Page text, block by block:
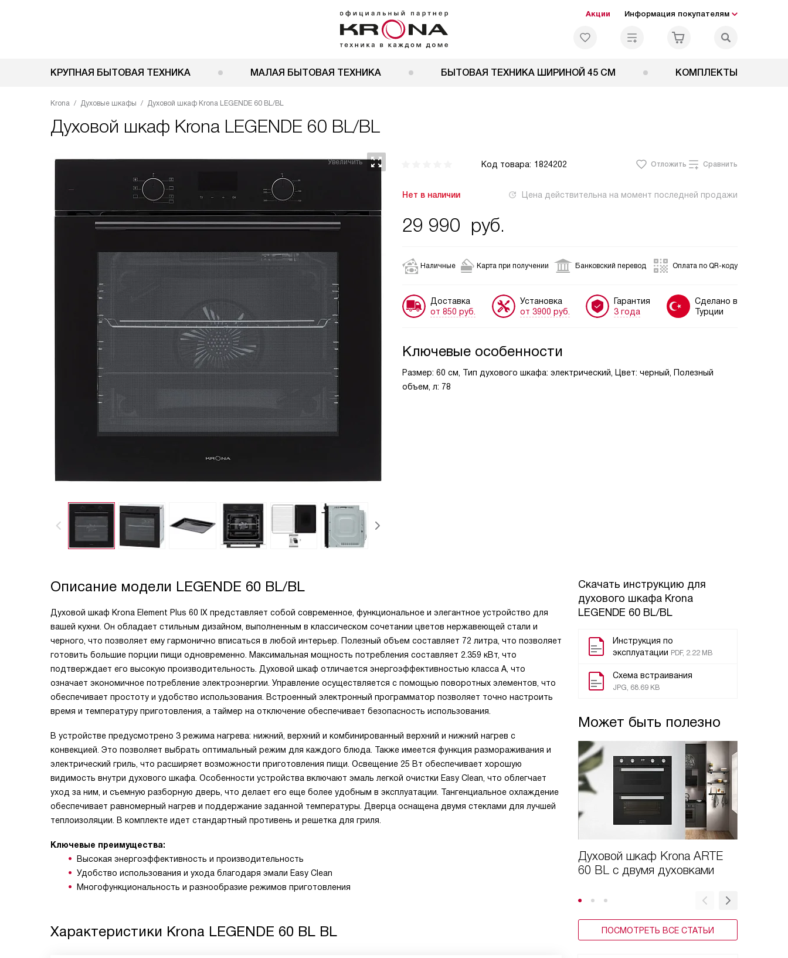
Акции Информация покупателям
КРУПНАЯ БЫТОВАЯ ТЕХНИКА МАЛАЯ БЫТОВАЯ ТЕХНИКА БЫТОВАЯ ТЕХНИКА ШИРИНОЙ 45 СМ КОМПЛЕКТЫ
Krona Духовые шкафы Духовой шкаф Krona LEGENDE 60 BL/BL
Духовой шкаф Krona LEGENDE 60 BL/BL
Код товара: 1824202 Отложить Сравнить
Нет в наличии Цена действительна на момент последней продажи
29 990 руб.
Наличные Карта при получении Банковский перевод Оплата по QR-коду
Доставка
от 850 руб.
Установка
от 3900 руб.
Гарантия
3 года
Сделано в
Турции
Ключевые особенности
Размер: 60 см, Тип духового шкафа: электрический, Цвет: черный, Полезный
объем, л: 78
Скачать инструкцию для
духового шкафа Krona
LEGENDE 60 BL/BL
Инструкция по
эксплуатации PDF, 2.22 MB
Схема встраивания
JPG, 68.69 KB
Может быть полезно
Духовой шкаф Krona ARTE
60 BL с двумя духовками
ПОСМОТРЕТЬ ВСЕ СТАТЬИ
Описание модели LEGENDE 60 BL/BL
Духовой шкаф Krona Element Plus 60 IX представляет собой современное, функциональное и элегантное устройство для
вашей кухни. Он обладает стильным дизайном, выполненным в классическом сочетании цветов нержавеющей стали и
черного, что позволяет ему гармонично вписаться в любой интерьер. Полезный объем составляет 72 литра, что позволяет
готовить большие порции пищи одновременно. Максимальная мощность потребления составляет 2.359 кВт, что
подтверждает его высокую производительность. Духовой шкаф отличается энергоэффективностью класса A, что
означает экономичное потребление электроэнергии. Управление осуществляется с помощью поворотных элементов, что
обеспечивает простоту и удобство использования. Встроенный электронный программатор позволяет точно настроить
время и температуру приготовления, а таймер на отключение обеспечивает безопасность использования.
В устройстве предусмотрено 3 режима нагрева: нижний, верхний и комбинированный верхний и нижний нагрев с
конвекцией. Это позволяет выбрать оптимальный режим для каждого блюда. Также имеется функция размораживания и
электрический гриль, что расширяет возможности приготовления пищи. Освещение 25 Вт обеспечивает хорошую
видимость внутри духового шкафа. Особенности устройства включают эмаль легкой очистки Easy Clean, что облегчает
уход за ним, и съемную разборную дверь, что делает его еще более удобным в эксплуатации. Тангенциальное охлаждение
обеспечивает равномерный нагрев и поддержание заданной температуры. Дверца оснащена двумя стеклами для лучшей
теплоизоляции. В комплекте идет стандартный противень и решетка для гриля.
Ключевые преимущества:
Высокая энергоэффективность и производительность
Удобство использования и ухода благодаря эмали Easy Clean
Многофункциональность и разнообразие режимов приготовления
Характеристики Krona LEGENDE 60 BL BL